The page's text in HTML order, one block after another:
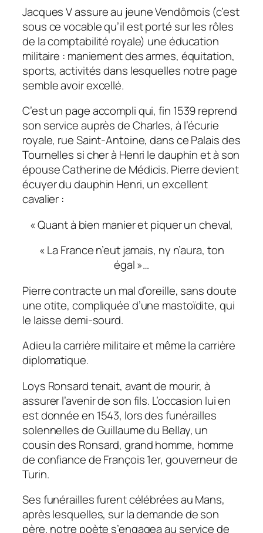
Jacques V assure au jeune Vendômois (c’est
sous ce vocable qu’il est porté sur les rôles
de la comptabilité royale) une éducation
militaire : maniement des armes, équitation,
sports, activités dans lesquelles notre page
semble avoir excellé.
C’est un page accompli qui, fin 1539 reprend
son service auprès de Charles, à l’écurie
royale, rue Saint-Antoine, dans ce Palais des
Tournelles si cher à Henri le dauphin et à son
épouse Catherine de Médicis. Pierre devient
écuyer du dauphin Henri, un excellent
cavalier :
« Quant à bien manier et piquer un cheval,
« La France n’eut jamais, ny n’aura, ton
égal »…
Pierre contracte un mal d’oreille, sans doute
une otite, compliquée d’une mastoïdite, qui
le laisse demi-sourd.
Adieu la carrière militaire et même la carrière
diplomatique.
Loys Ronsard tenait, avant de mourir, à
assurer l’avenir de son fils. L’occasion lui en
est donnée en 1543, lors des funérailles
solennelles de Guillaume du Bellay, un
cousin des Ronsard, grand homme, homme
de confiance de François 1er, gouverneur de
Turin.
Ses funérailles furent célébrées au Mans,
après lesquelles, sur la demande de son
père, notre poète s’engagea au service de